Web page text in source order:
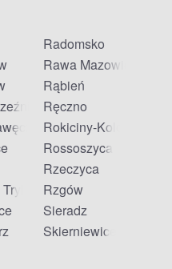
Radomsko
Rawa Mazowiecka
Rąbień
Ręczno
Rokiciny-Kolonia
Rossoszyca
Rzeczyca
Rzgów
Sieradz
Skierniewice